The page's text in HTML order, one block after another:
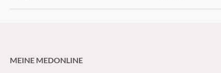
MEINE MEDONLINE